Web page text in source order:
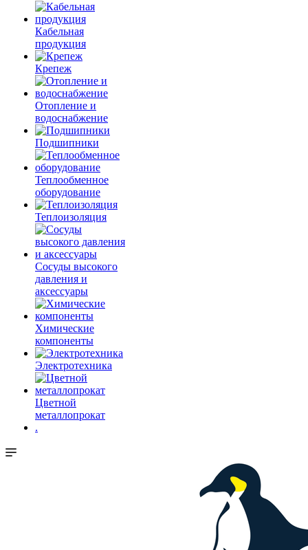
Кабельная
продукция
Крепеж
Отопление и
водоснабжение
Подшипники
Теплообменное
оборудование
Теплоизоляция
Сосуды высокого
давления и
аксессуары
Химические
компоненты
Электротехника
Цветной
металлопрокат
.